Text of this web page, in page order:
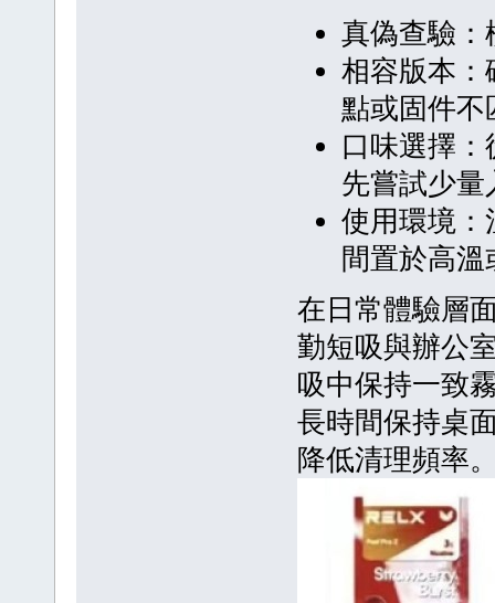
真偽查驗：
相容版本：
點或固件不
口味選擇
先嘗試少量
使用環境：
間置於高
在日常體驗層
勤短吸與辦公
吸中保持一致
長時間保持桌
降低清理頻率